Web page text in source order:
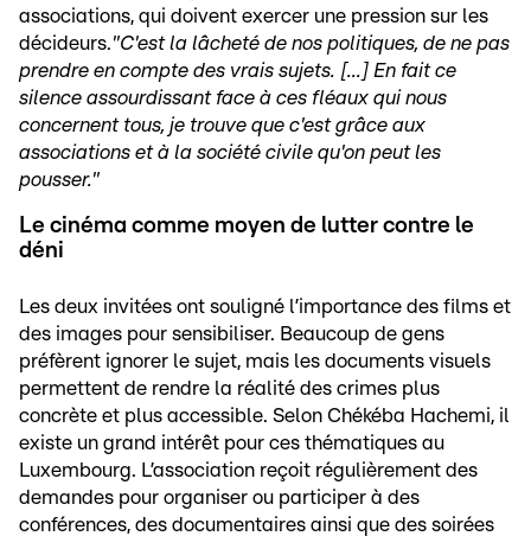
associations, qui doivent exercer une pression sur les
décideurs."C'est la lâcheté de nos politiques, de ne pas
prendre en compte des vrais sujets. [...] En fait ce
silence assourdissant face à ces fléaux qui nous
concernent tous, je trouve que c'est grâce aux
associations et à la société civile qu'on peut les
pousser."
Le cinéma comme moyen de lutter contre le
déni
Les deux invitées ont souligné l’importance des films et
des images pour sensibiliser. Beaucoup de gens
préfèrent ignorer le sujet, mais les documents visuels
permettent de rendre la réalité des crimes plus
concrète et plus accessible. Selon Chékéba Hachemi, il
existe un grand intérêt pour ces thématiques au
Luxembourg. L’association reçoit régulièrement des
demandes pour organiser ou participer à des
conférences, des documentaires ainsi que des soirées